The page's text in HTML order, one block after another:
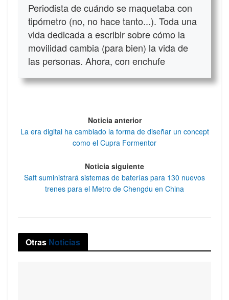
Periodista de cuándo se maquetaba con
tipómetro (no, no hace tanto...). Toda una
vida dedicada a escribir sobre cómo la
movilidad cambia (para bien) la vida de
las personas. Ahora, con enchufe
Noticia anterior
La era digital ha cambiado la forma de diseñar un concept
como el Cupra Formentor
Noticia siguiente
Saft suministrará sistemas de baterías para 130 nuevos
trenes para el Metro de Chengdu en China
Otras Noticias